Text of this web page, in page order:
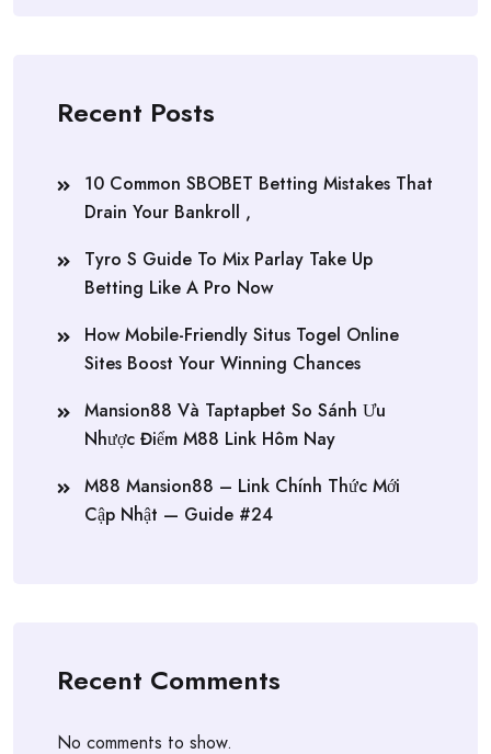
Recent Posts
10 Common SBOBET Betting Mistakes That
Drain Your Bankroll ,
Tyro S Guide To Mix Parlay Take Up
Betting Like A Pro Now
How Mobile-Friendly Situs Togel Online
Sites Boost Your Winning Chances
Mansion88 Và Taptapbet So Sánh Ưu
Nhược Điểm M88 Link Hôm Nay
M88 Mansion88 – Link Chính Thức Mới
Cập Nhật — Guide #24
Recent Comments
No comments to show.